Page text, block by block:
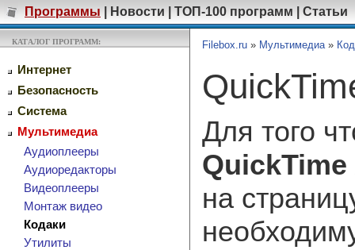
Программы Новости ТОП-100 программ Статьи
КАТАЛОГ ПРОГРАММ:
Интернет
Безопасность
Система
Мультимедиа
Аудиоплееры
Аудиоредакторы
Видеоплееры
Монтаж видео
Кодаки
Утилиты
Filebox.ru » Мультимедиа»
Для того
на